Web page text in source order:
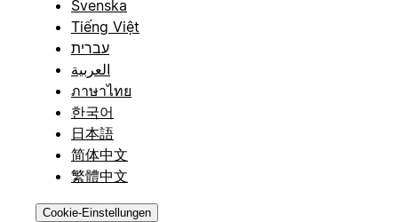
Svenska
Tiếng Việt
עברית
العربية
ภาษาไทย
한국어
日本語
简体中文
繁體中文
Cookie-Einstellungen